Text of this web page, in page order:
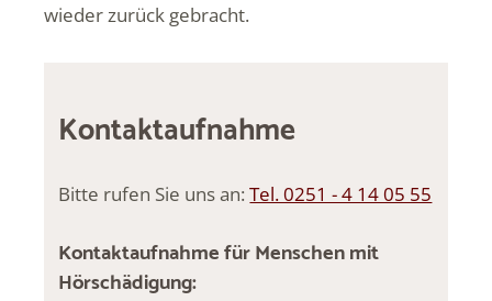
wieder zurück gebracht.
Kontaktaufnahme
Bitte rufen Sie uns an:Tel. 0251 - 4 14 05 55
Kontaktaufnahme für Menschen mit
Hörschädigung: